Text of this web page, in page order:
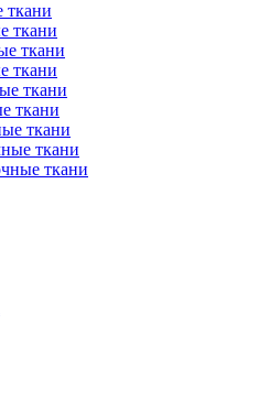
ткани
ткани
ткани
ткани
ткани
ткани
ткани
ткани
ткани